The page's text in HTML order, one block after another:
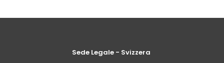
Sede Legale - Svizzera